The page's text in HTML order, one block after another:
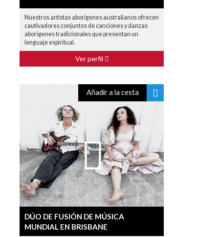
Nuestros artistas aborígenes australianos ofrecen
cautivadores conjuntos de canciones y danzas
aborígenes tradicionales que presentan un
lenguaje espiritual.
Ver perfil
Añadir a la cesta
DÚO DE FUSIÓN DE MÚSICA
MUNDIAL EN BRISBANE